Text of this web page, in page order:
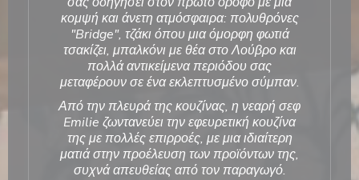
κομψή και άνετη ατμόσφαιρα: πολυθρόνες
"Bridge", τζάκι όπου μια όμορφη φωτιά
τσακίζει, μπαλκόνι με θέα στο Λούβρο και
πολλά αντικείμενα περιόδου σας
μεταφέρουν σε ένα εκλεπτυσμένο σύμπαν.
Από την πλευρά της κουζίνας, η νεαρή σεφ
Emilie ζωντανεύει την εφευρετική κουζίνα
της με πολλές επιρροές, με μια ιδιαίτερη
ματιά στην προέλευση των προϊόντων της,
συχνά απευθείας από τον παραγωγό.